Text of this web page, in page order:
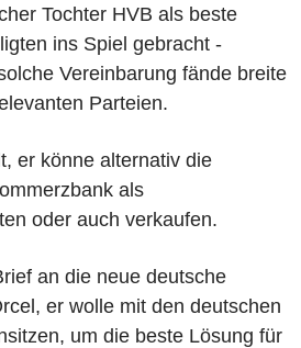
Tochter HVB als beste
ins Spiel gebracht -
Vereinbarung fände breite
Parteien.
er könne alternativ die
als
oder auch verkaufen.
an die neue deutsche
er wolle mit den deutschen
um die beste Lösung für